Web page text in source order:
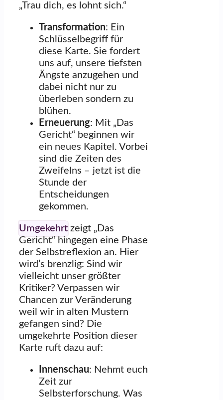
„Trau dich, es lohnt sich.“
Transformation: Ein
Schlüsselbegriff für
diese Karte. Sie fordert
uns auf, unsere tiefsten
Ängste anzugehen und
dabei nicht nur zu
überleben sondern zu
blühen.
Erneuerung: Mit „Das
Gericht“ beginnen wir
ein neues Kapitel. Vorbei
sind die Zeiten des
Zweifelns – jetzt ist die
Stunde der
Entscheidungen
gekommen.
Umgekehrt zeigt „Das
Gericht“ hingegen eine Phase
der Selbstreflexion an. Hier
wird’s brenzlig: Sind wir
vielleicht unser größter
Kritiker? Verpassen wir
Chancen zur Veränderung
weil wir in alten Mustern
gefangen sind? Die
umgekehrte Position dieser
Karte ruft dazu auf:
Innenschau: Nehmt euch
Zeit zur
Selbsterforschung. Was